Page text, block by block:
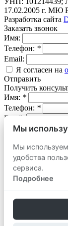
17.02.2005 г. МЮ
Разработка сайта
Заказать звонок
Имя:
Телефон: *
Email:
Я согласен на
Отправить
Получить
Имя: *
Телефон: *
Email:
Я согласен на
Отправить
Оставить заявку
продать
Вид объекта:
Email:
Мы
Мы
удобства
сервиса.
Подробнее